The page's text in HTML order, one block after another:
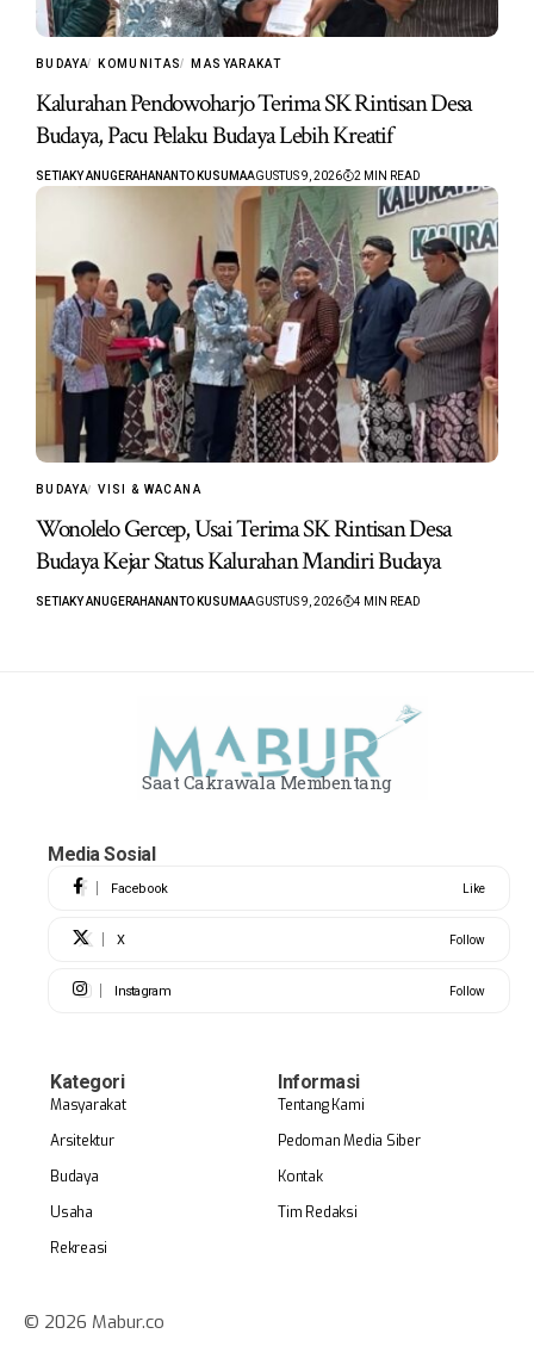
BUDAYA KOMUNITAS MASYARAKAT
Kalurahan Pendowoharjo Terima SK Rintisan Desa
Budaya, Pacu Pelaku Budaya Lebih Kreatif
SETIAKY ANUGERAHANANTO KUSUMAAGUSTUS 9, 2026 2 MIN READ
BUDAYA VISI & WACANA
Wonolelo Gercep, Usai Terima SK Rintisan Desa
Budaya Kejar Status Kalurahan Mandiri Budaya
SETIAKY ANUGERAHANANTO KUSUMAAGUSTUS 9, 2026 4 MIN READ
Saat Cakrawala Membentang
Media Sosial
Facebook Like
X Follow
Instagram Follow
Kategori
Masyarakat
Arsitektur
Budaya
Usaha
Rekreasi
Informasi
Tentang Kami
Pedoman Media Siber
Kontak
Tim Redaksi
© 2026 Mabur.co